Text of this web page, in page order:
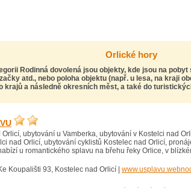
Orlické hory
Rodinná dovolená jsou objekty, kde jsou na
atd., nebo poloha objektu (např. u lesa, na kraji
krajů a následně okresních měst, a také do
Orlicí, ubytování u Vamberka, ubytování v Kostelci nad
nad Orlicí, ubytování cyklistů Kostelec nad Orlicí,
u romantického splavu na břehu řeky Orlice, v
Koupališti 93, Kostelec nad Orlicí |